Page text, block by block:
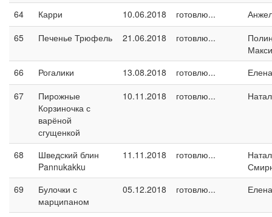
64
Карри 10.06.2018 готовлю...
65
Печенье Трюфель 21.06.2018 готовлю...
66
Рогалики 13.08.2018 готовлю...
67
Пирожные
Корзиночка с
варёной
сгущенкой
10.11.2018 готовлю...
68
Шведский блин
Pannukakku
11.11.2018 готовлю...
69
Булочки с
марципаном
05.12.2018 готовлю...